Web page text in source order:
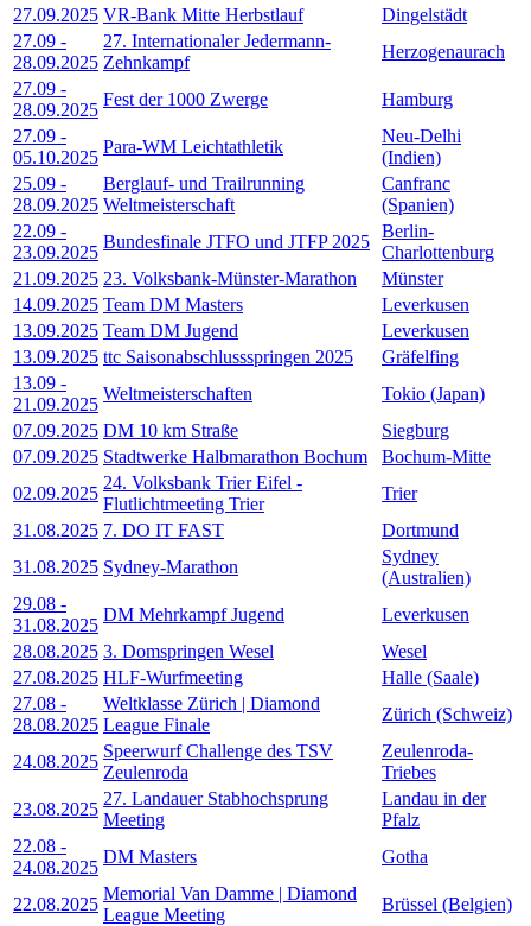
27.09.2025 VR-Bank Mitte Herbstlauf
Dingelstädt
27.09 -
28.09.2025
27. Internationaler Jedermann-
Zehnkampf
Herzogenaurach
27.09 -
28.09.2025
Fest der 1000 Zwerge
Hamburg
27.09 -
05.10.2025
Para-WM Leichtathletik
Neu-Delhi
(Indien)
25.09 -
28.09.2025
Berglauf- und Trailrunning
Weltmeisterschaft
Canfranc
(Spanien)
22.09 -
23.09.2025
Bundesfinale JTFO und JTFP 2025
Berlin-
Charlottenburg
21.09.2025 23. Volksbank-Münster-Marathon
Münster
14.09.2025 Team DM Masters
Leverkusen
13.09.2025 Team DM Jugend
Leverkusen
13.09.2025 ttc Saisonabschlussspringen 2025
Gräfelfing
13.09 -
21.09.2025
Weltmeisterschaften
Tokio (Japan)
07.09.2025 DM 10 km Straße
Siegburg
07.09.2025 Stadtwerke Halbmarathon Bochum
Bochum-Mitte
02.09.2025
24. Volksbank Trier Eifel -
Flutlichtmeeting Trier
Trier
31.08.2025 7. DO IT FAST
Dortmund
31.08.2025 Sydney-Marathon
Sydney
(Australien)
29.08 -
31.08.2025
DM Mehrkampf Jugend
Leverkusen
28.08.2025 3. Domspringen Wesel
Wesel
27.08.2025 HLF-Wurfmeeting
Halle (Saale)
27.08 -
28.08.2025
Weltklasse Zürich | Diamond
League Finale
Zürich (Schweiz)
24.08.2025
Speerwurf Challenge des TSV
Zeulenroda
Zeulenroda-
Triebes
23.08.2025
27. Landauer Stabhochsprung
Meeting
Landau in der
Pfalz
22.08 -
24.08.2025
DM Masters Gotha
22.08.2025
Memorial Van Damme | Diamond
League Meeting
Brüssel (Belgien)